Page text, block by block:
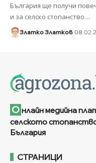
България ще получи
и за селско стопанство…
Златко Златков
О нлайн медийна
селското
България
СТРАНИЦИ